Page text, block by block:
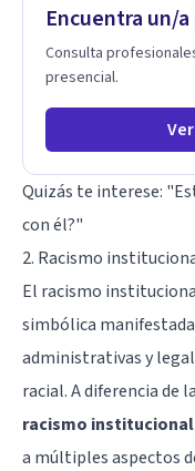
Encuentra un/
Consulta
presencial.
Quizás te interese:
con él?"
2. Racismo
El racismo
simbólica
administrativas y
racial. A diferencia de
racismo
a múltiples aspectos